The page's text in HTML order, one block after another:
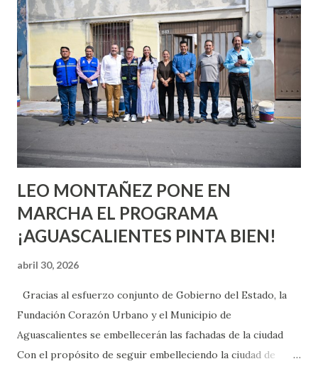
quienes ya han tenido relaciones sexuales no son expertos
o expertas en el tema. Siempre hay algo nuevo que
aprender y nuevas experiencias que conocer. Si eres una
chica y aún no has tenido relaciones sexuales, tal vez
pienses que el sexo será increíble y no puedas esperar para
experimentarlo, pero como cualquier persona con
experiencia te dirá, siempre es mejor cuando ambas partes
son suficientemen...
LEO MONTAÑEZ PONE EN
MARCHA EL PROGRAMA
¡AGUASCALIENTES PINTA BIEN!
abril 30, 2026
Gracias al esfuerzo conjunto de Gobierno del Estado, la
Fundación Corazón Urbano y el Municipio de
Aguascalientes se embellecerán las fachadas de la ciudad
Con el propósito de seguir embelleciendo la ciudad de